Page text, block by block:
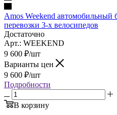
Amos Weekend автомобильный
перевозки 3-х велосипедов
Достаточно
Арт.: WEEKEND
9 600 ₽/шт
Варианты цен
9 600 ₽/шт
Подробности
В корзину